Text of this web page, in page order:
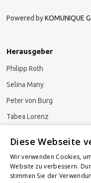
Powered byKOMUNIQUE
Herausgeber
Philipp Roth
Selina Many
Peter von Burg
Tabea Lorenz
Newsletter
Diese Webseite
Wir verwenden Cookies,
Website zu verbessern.
stimmen Sie der